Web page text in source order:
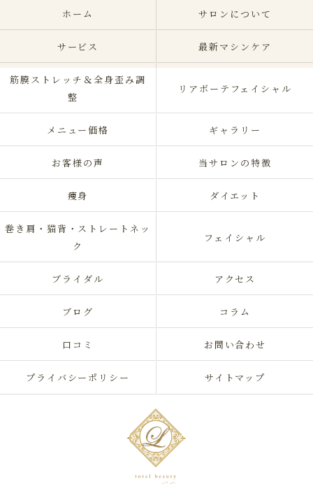
ホーム サロンについて
サービス 最新マシンケア
筋膜ストレッチ＆全身歪み調
整
リアボーテフェイシャル
メニュー価格 ギャラリー
お客様の声 当サロンの特徴
痩身 ダイエット
巻き肩・猫背・ストレートネッ
ク
フェイシャル
ブライダル アクセス
ブログ コラム
口コミ お問い合わせ
プライバシーポリシー サイトマップ